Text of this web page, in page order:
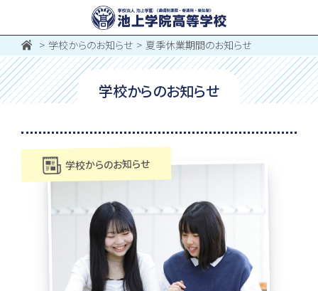
学校からのお知らせ 夏季休業期間のお知らせ
学校からのお知らせ
学校からのお知らせ